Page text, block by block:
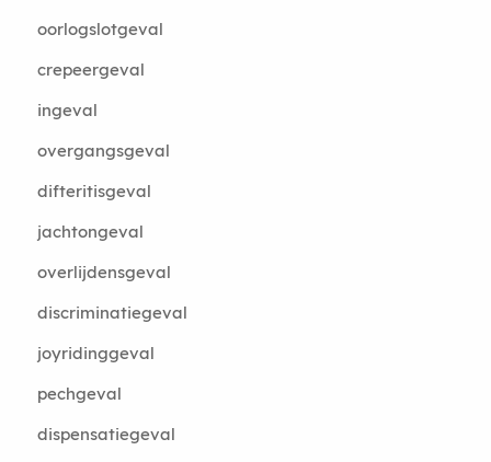
oorlogslotgeval
crepeergeval
ingeval
overgangsgeval
difteritisgeval
jachtongeval
overlijdensgeval
discriminatiegeval
joyridinggeval
pechgeval
dispensatiegeval